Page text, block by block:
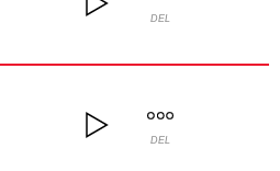
DEL
DEL